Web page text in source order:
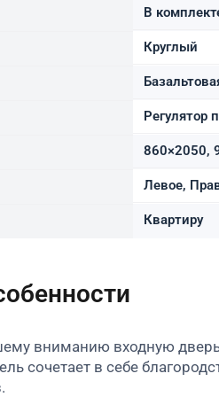
В
Круглый
Регулятор
860×2050,
Левое,
Квартиру
вниманию входную
сочетает в себе